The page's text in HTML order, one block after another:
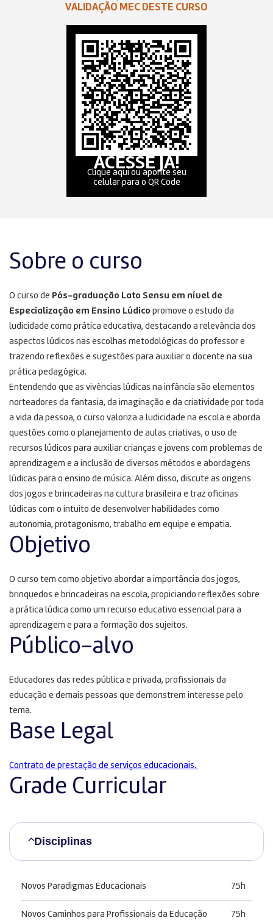
Sobre o curso
O curso de Pós-graduação Lato Sensu em nível de
Especialização em Ensino Lúdico promove o estudo da
ludicidade como prática educativa, destacando a relevância dos
aspectos lúdicos nas escolhas metodológicas do professor e
trazendo reflexões e sugestões para auxiliar o docente na sua
prática pedagógica.
Entendendo que as vivências lúdicas na infância são elementos
norteadores da fantasia, da imaginação e da criatividade por toda
a vida da pessoa, o curso valoriza a ludicidade na escola e aborda
questões como o planejamento de aulas criativas, o uso de
recursos lúdicos para auxiliar crianças e jovens com problemas de
aprendizagem e a inclusão de diversos métodos e abordagens
lúdicas para o ensino de música. Além disso, discute as origens
dos jogos e brincadeiras na cultura brasileira e traz oficinas
lúdicas com o intuito de desenvolver habilidades como
autonomia, protagonismo, trabalho em equipe e empatia.
Objetivo
O curso tem como objetivo abordar a importância dos jogos,
brinquedos e brincadeiras na escola, propiciando reflexões sobre
a prática lúdica como um recurso educativo essencial para a
aprendizagem e para a formação dos sujeitos.
Público-alvo
Educadores das redes pública e privada, profissionais da
educação e demais pessoas que demonstrem interesse pelo
tema.
Base Legal
Contrato de prestação de serviços educacionais.
Grade Curricular
Disciplinas
Novos Paradigmas Educacionais 75h
Novos Caminhos para Profissionais da Educação 75h
VALIDAÇÃO MEC DESTE CURSO
ACESSE JÁ!
Clique aqui ou aponte seu
celular para o QR Code